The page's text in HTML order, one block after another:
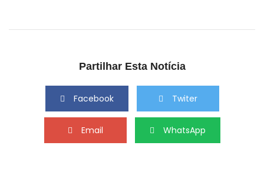
Partilhar Esta Notícia
Facebook Twiter
Email WhatsApp